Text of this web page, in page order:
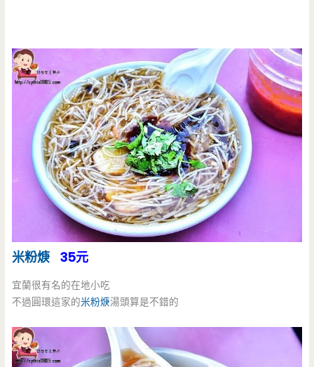
米粉焿 35元
宜蘭很有名的在地小吃
不過圓環這家的米粉焿湯頭算是不錯的